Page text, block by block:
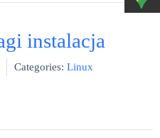
instalacja
Categories: Linux